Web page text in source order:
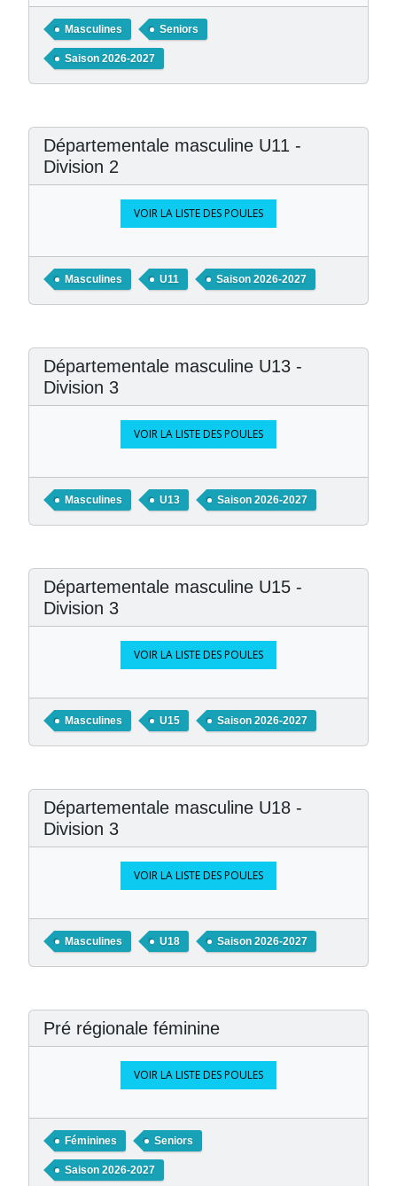
Masculines Seniors
Saison 2026-2027
Départementale masculine U11 -
Division 2
VOIR LA LISTE DES POULES
Masculines U11 Saison 2026-2027
Départementale masculine U13 -
Division 3
VOIR LA LISTE DES POULES
Masculines U13 Saison 2026-2027
Départementale masculine U15 -
Division 3
VOIR LA LISTE DES POULES
Masculines U15 Saison 2026-2027
Départementale masculine U18 -
Division 3
VOIR LA LISTE DES POULES
Masculines U18 Saison 2026-2027
Pré régionale féminine
VOIR LA LISTE DES POULES
Féminines Seniors
Saison 2026-2027